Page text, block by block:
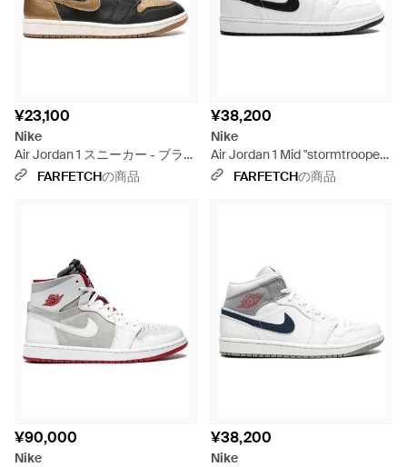
¥23,100
Nike
Air Jordan 1 スニーカー - ブラウ
ン
FARFETCHの商品
¥38,200
Nike
Air Jordan 1 Mid "stormtrooper"
スニーカー - ホワイト
FARFETCHの商品
¥90,000
Nike
¥38,200
Nike